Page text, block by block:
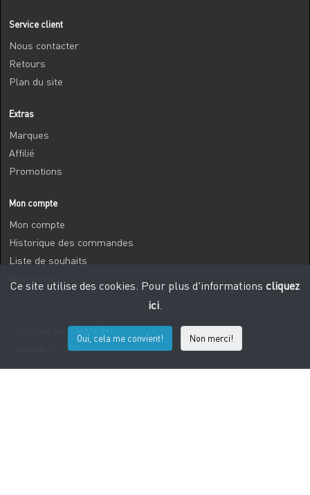
Service client
Nous contacter
Retours
Plan du site
Extras
Marques
Affilié
Promotions
Mon compte
Mon compte
Historique des commandes
Liste de souhaits
Propulsé par
Lineaire © 2026
Ce site utilise des cookies. Pour plus d'informations cliquez
ici.
Oui, cela me convient! Non merci!